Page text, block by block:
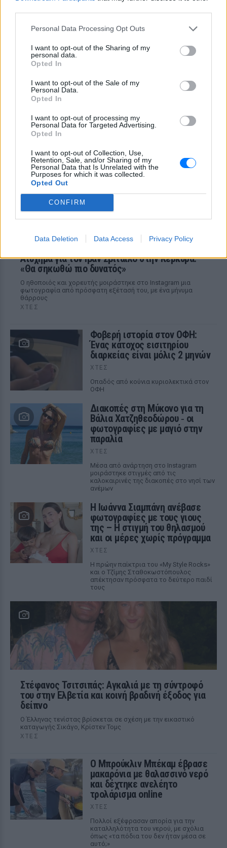
Personal Data Processing Opt Outs
I want to opt-out of the Sharing of my
personal data.
Opted In
I want to opt-out of the Sale of my
Personal Data.
Opted In
I want to opt-out of processing my
Personal Data for Targeted Advertising.
Opted In
I want to opt-out of Collection, Use,
Retention, Sale, and/or Sharing of my
Personal Data that Is Unrelated with the
Purposes for which it was collected.
Opted Out
CONFIRM
Data Deletion Data Access Privacy Policy
Πάρο με μαύρο μπικίνι ‑ δείτε
τις πόζες της
Το μοντέλο μοιράστηκε φωτογραφίες
Ιωάννα Τούνη: «Έβγαλα όλο το
ΣΉΜΕΡΑ
followers της στο Instagram τις δύσκολες
ώρες που πέρασε.
Ατύχημα για τον Ιβάν Σβιτάιλο στην Κέρκυρα:
«Θα σηκωθώ πιο δυνατός»
Ο ηθοποιός και χορευτής μοιράστηκε στο Instagram μια
φωτογραφία από πρόσφατη εξέτασή του, με ένα μήνυμα
θάρρους
ΧΤΕΣ
Φοβερή ιστορία στον ΟΦΗ:
Ένας κάτοχος εισιτηρίου
διαρκείας είναι μόλις 2 μηνών
ΧΤΕΣ
Οπαδός από κούνια κυριολεκτικά στον
ΟΦΗ
Διακοπές στη Μύκονο για τη
Βάλια Χατζηθεοδώρου ‑ οι
φωτογραφίες με μαγιό στην
παραλία
ΧΤΕΣ
Μέσα από ανάρτηση στο Instagram
μοιράστηκε στιγμές από τις
καλοκαιρινές της διακοπές στο νησί των
ανέμων
H Ιωάννα Σιαμπάνη ανέβασε
φωτογραφίες με τους γιους
της – Η στιγμή του θηλασμού
και οι μέρες χωρίς πρόγραμμα
ΧΤΕΣ
Η πρώην παίκτρια του «My Style Rocks»
και ο Τζίμης Σταθοκωστόπουλος
απέκτησαν πρόσφατα το δεύτερο παιδί
τους
Στέφανος Τσιτσιπάς: Αγκαλιά με τη σύντροφό
του στην Ελβετία και κοινή βραδινή έξοδος για
δείπνο
Ο Έλληνας τενίστας βρίσκεται σε σχέση με την εικαστικό
καταγωγής Σικάγο, Κρίστεν Τομς
ΧΤΕΣ
Ο Μπρούκλιν Μπέκαμ έβρασε
μακαρόνια με θαλασσινό νερό
και δέχτηκε ανελέητο
τρολάρισμα online
ΧΤΕΣ
Πολλοί εξέφρασαν απορία για την
καταλληλότητα του νερού, με σχόλια
όπως «τα πόδια του δεν ήταν μέσα σε
αυτό;»